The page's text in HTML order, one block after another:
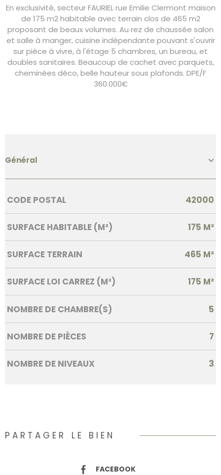
En exclusivité, secteur FAURIEL rue Emilie Clermont maison
de 175 m2 habitable avec terrain clos de 465 m2
proposant de beaux volumes. Au rez de chaussée salon
et salle à manger, cuisine indépendante pouvant s'ouvrir
sur pièce à vivre, à l'étage 5 chambres, un bureau, et
doubles sanitaires. Beaucoup de cachet avec parquets,
cheminées déco, belle hauteur sous plafonds. DPE/F
360.000€
Général
Caractérisque Valeurs
CODE POSTAL 42000
SURFACE HABITABLE (M²) 175 M²
SURFACE TERRAIN 465 M²
SURFACE LOI CARREZ (M²) 175 M²
NOMBRE DE CHAMBRE(S) 5
NOMBRE DE PIÈCES 7
NOMBRE DE NIVEAUX 3
PARTAGER LE BIEN
FACEBOOK